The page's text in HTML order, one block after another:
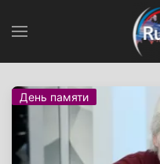
День памяти